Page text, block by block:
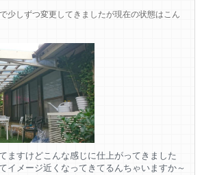
少しずつ変更してきましたが現在の状態はこん
ますけどこんな感じに仕上がってきました
イメージ近くなってきてるんちゃいますか～